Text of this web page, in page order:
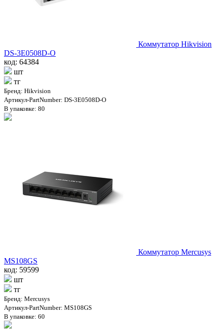
Коммутатор Hikvision
DS-3E0508D-O
код: 64384
шт
тг
Бренд: Hikvision
Артикул-PartNumber: DS-3E0508D-O
В упаковке: 80
Коммутатор Mercusys
MS108GS
код: 59599
шт
тг
Бренд: Mercusys
Артикул-PartNumber: MS108GS
В упаковке: 60